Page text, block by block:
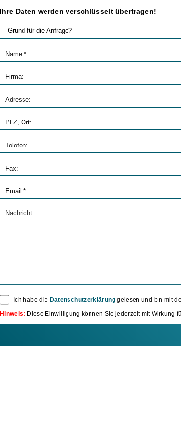
Ihre Daten werden verschlüsselt übertragen!
Ich habe die Datenschutzerklärunggelesen und bin mit
Hinweis: Diese Einwilligung können Sie jederzeit mit Wirkung